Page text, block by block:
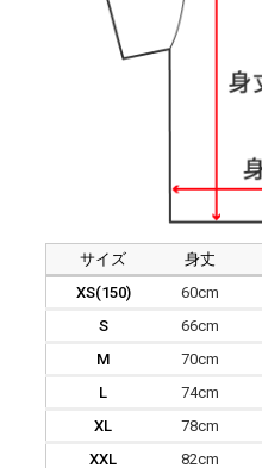
サイズ 身丈
XS(150)
60cm
S
66cm
M
70cm
L
74cm
XL
78cm
XXL
82cm